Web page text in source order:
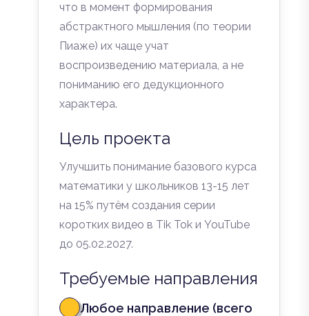
что в момент формирования
абстрактного мышления (по теории
Пиаже) их чаще учат
воспроизведению материала, а не
пониманию его дедукционного
характера.
Цель проекта
Улучшить понимание базового курса
математики у школьников 13-15 лет
на 15% путём создания серии
коротких видео в Tik Tok и YouTube
до 05.02.2027.
Требуемые направления
Любое направление (всего